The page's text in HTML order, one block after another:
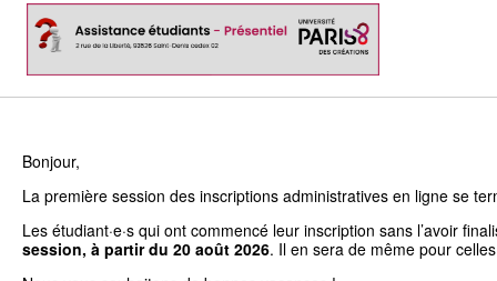
Bonjour,
La première session des inscriptions administratives en ligne se
Les étudiant·e·s qui ont commencé leur inscription sans l’avoir
session, à partir du 20 août 2026. Il en sera de même pour